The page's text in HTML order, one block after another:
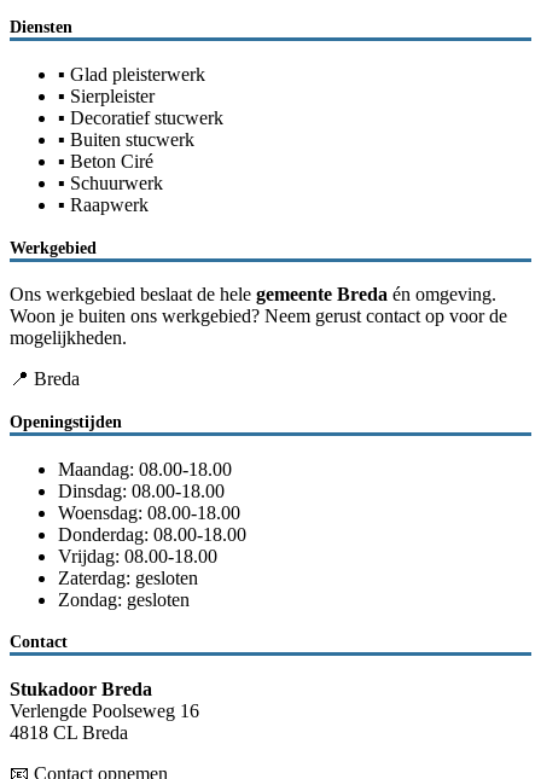
Diensten
▪ Glad pleisterwerk
▪ Sierpleister
▪ Decoratief stucwerk
▪ Buiten stucwerk
▪ Beton Ciré
▪ Schuurwerk
▪ Raapwerk
Werkgebied
Ons werkgebied beslaat de hele gemeente Breda én omgeving.
Woon je buiten ons werkgebied? Neem gerust contact op voor de
mogelijkheden.
📍 Breda
Openingstijden
Maandag: 08.00-18.00
Dinsdag: 08.00-18.00
Woensdag: 08.00-18.00
Donderdag: 08.00-18.00
Vrijdag: 08.00-18.00
Zaterdag: gesloten
Zondag: gesloten
Contact
Stukadoor Breda
Verlengde Poolseweg 16
4818 CL Breda
📧 Contact opnemen